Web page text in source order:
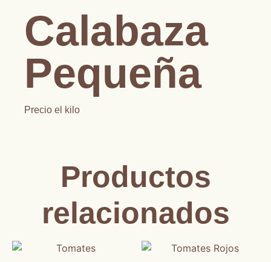
Calabaza
Pequeña
Precio el kilo
Productos
relacionados